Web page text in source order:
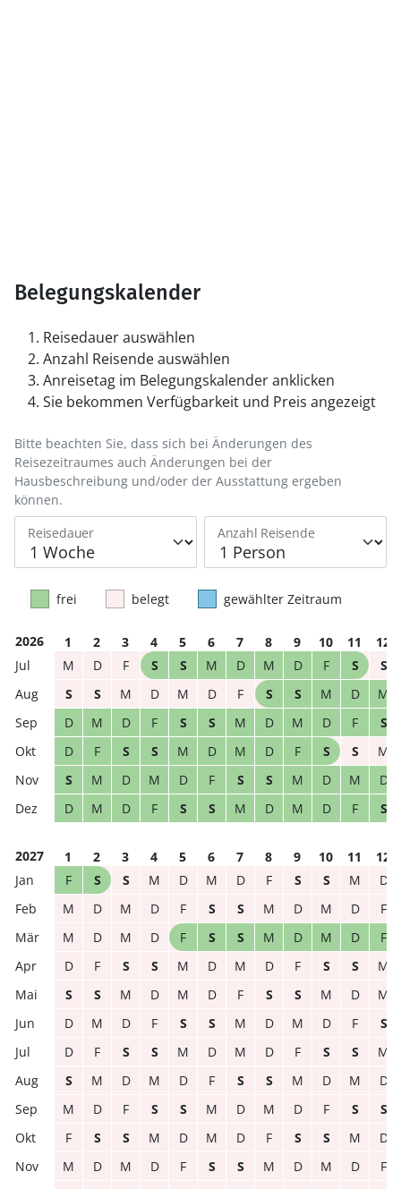
Belegungskalender
Reisedauer auswählen
Anzahl Reisende auswählen
Anreisetag im Belegungskalender anklicken
Sie bekommen Verfügbarkeit und Preis angezeigt
Reisedauer Anzahl Reisende
Bitte beachten Sie, dass sich bei Änderungen des
Reisezeitraumes auch Änderungen bei der
Hausbeschreibung und/oder der Ausstattung ergeben
können.
frei belegt gewählter Zeitraum
2026 1 2 3 4 5 6 7 8 9 10 11
12
M
D F S S M D M D F S
S
S
S M D M D F S S M D
M
D
M D F S S M D M D F
S
D
F S S M D M D F S S
M
S
M D M D F S S M D M
D
D
M D F S S M D M D F S
2027 1 2 3 4 5 6 7 8 9 10 11
12
F
S S M D M D F S S M
D
M
D M D F S S M D M D
F
M
D M D F S S M D M D
F
D
F S S M D M D F S S
M
S
S M D M D F S S M D
M
D
M D F S S M D M D F
S
D
F S S M D M D F S S
M
S
M D M D F S S M D M
D
M
D F S S M D M D F S
S
F
S S M D M D F S S M
D
M
D M D F S S M D M D
F